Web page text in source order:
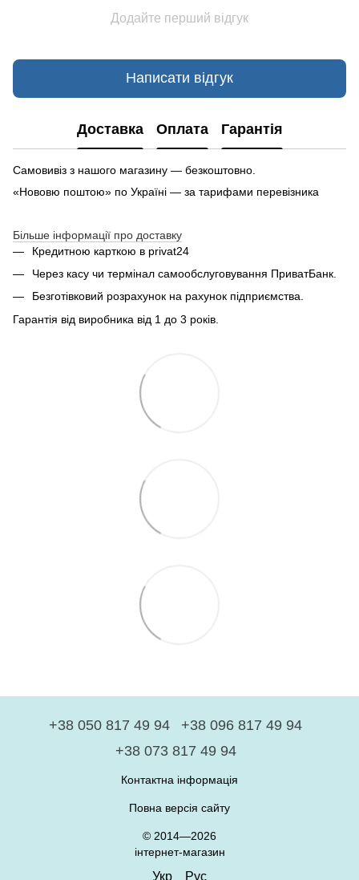
Додайте перший відгук
Написати відгук
Доставка Оплата Гарантія
Самовивіз з нашого магазину — безкоштовно.
«Нововю поштою» по Україні — за тарифами перевізника
Більше інформації про доставку
Кредитною карткою в privat24
Через касу чи термінал самообслуговування ПриватБанк.
Безготівковий розрахунок на рахунок підприємства.
Гарантія від виробника від 1 до 3 років.
+38 050 817 49 94
+38 096 817 49 94
+38 073 817 49 94
Контактна інформація
Повна версія сайту
© 2014—2026
інтернет-магазин
Укр Рус